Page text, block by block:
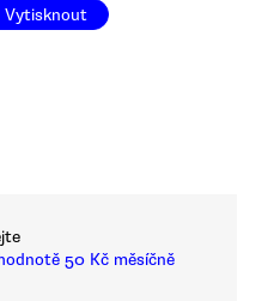
Vytisknout
50 Kč měsíčně